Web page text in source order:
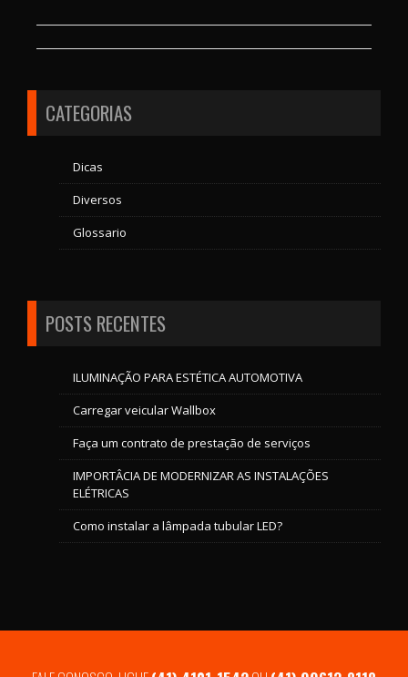
CATEGORIAS
Dicas
Diversos
Glossario
POSTS RECENTES
ILUMINAÇÃO PARA ESTÉTICA AUTOMOTIVA
Carregar veicular Wallbox
Faça um contrato de prestação de serviços
IMPORTÂCIA DE MODERNIZAR AS INSTALAÇÕES
ELÉTRICAS
Como instalar a lâmpada tubular LED?